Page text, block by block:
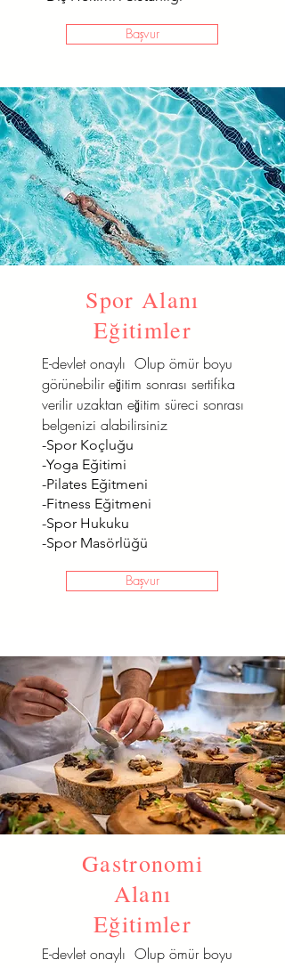
Başvur
Spor Alanı
Eğitimler
E-devlet onaylı Olup ömür boyu
görünebilir eğitim sonrası sertifika
verilir uzaktan eğitim süreci sonrası
belgenizi alabilirsiniz
-Spor Koçluğu
-Yoga Eğitimi
-Pilates Eğitmeni
-Fitness Eğitmeni
-Spor Hukuku
-Spor Masörlüğü
Başvur
Gastronomi
Alanı
Eğitimler
E-devlet onaylı Olup ömür boyu